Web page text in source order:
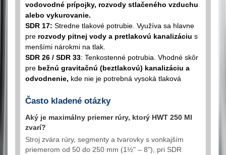
vodovodné prípojky, rozvody stlačeného vzduchu
alebo vykurovanie.
SDR 17: Stredne tlakové potrubie. Využíva sa hlavne
pre rozvody pitnej vody a pretlakovú kanalizáciu s
menšími nárokmi na tlak.
SDR 26 / SDR 33: Tenkostenné potrubia. Vhodné skôr
pre bežnú gravitačnú (beztlakovú) kanalizáciu a
odvodnenie, kde nie je potrebná vysoká tlaková
Často kladené otázky
Aký je maximálny priemer rúry, ktorý HWT 250 MI
zvarí?
Stroj zvára rúry, segmenty a tvarovky s vonkajším
priemerom od 50 do 250 mm (1½" – 8"), pri SDR